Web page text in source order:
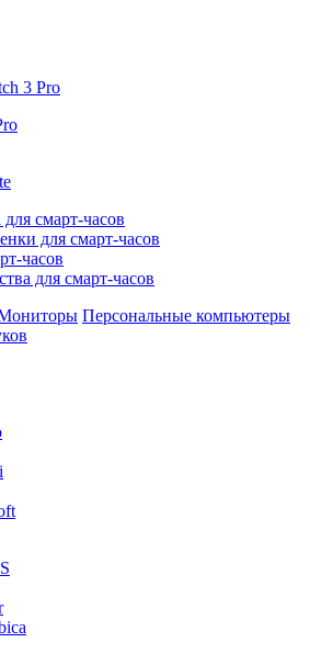
3 Pro
смарт-часов
для смарт-часов
часов
для смарт-часов
Персональные компьютеры